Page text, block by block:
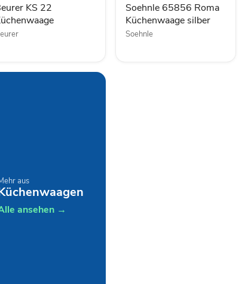
KS 22
Soehnle 65856 Roma
Küchenwaage silber
Soehnle
aus
ansehen →